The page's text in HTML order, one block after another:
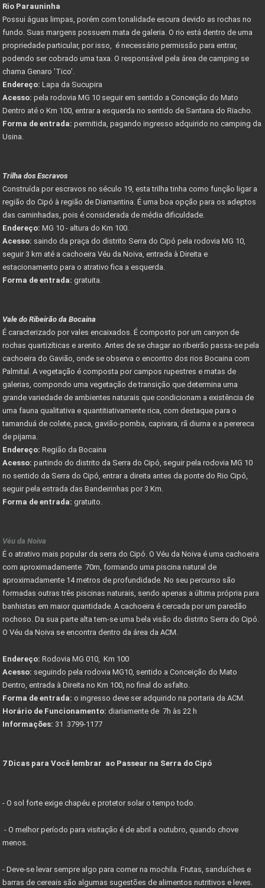
Rio Parauninha
Possui águas limpas, porém com tonalidade escura devido as rochas no
fundo. Suas margens possuem mata de galeria. O rio está dentro de uma
propriedade particular, por isso, é necessário permissão para entrar,
podendo ser cobrado uma taxa. O responsável pela área de camping se
chama Genaro 'Tico'.
Endereço: Lapa da Sucupira
Acesso: pela rodovia MG 10 seguir em sentido a Conceição do Mato
Dentro até o Km 100, entrar a esquerda no sentido de Santana do Riacho.
Forma de entrada: permitida, pagando ingresso adquirido no camping da
Usina.
Trilha dos Escravos
Construída por escravos no século 19, esta trilha tinha como função ligar a
região do Cipó à região de Diamantina. É uma boa opção para os adeptos
das caminhadas, pois é considerada de média dificuldade.
Endereço: MG 10 - altura do Km 100.
Acesso: saindo da praça do distrito Serra do Cipó pela rodovia MG 10,
seguir 3 km até a cachoeira Véu da Noiva, entrada à Direita e
estacionamento para o atrativo fica a esquerda.
Forma de entrada: gratuita.
Vale do Ribeirão da Bocaina
É caracterizado por vales encaixados. É composto por um canyon de
rochas quartizíticas e arenito. Antes de se chagar ao ribeirão passa-se pela
cachoeira do Gavião, onde se observa o encontro dos rios Bocaina com
Palmital. A vegetação é composta por campos rupestres e matas de
galerias, compondo uma vegetação de transição que determina uma
grande variedade de ambientes naturais que condicionam a existência de
uma fauna qualitativa e quantitiativamente rica, com destaque para o
tamanduá de colete, paca, gavião-pomba, capivara, rã diurna e a perereca
de pijama.
Endereço: Região da Bocaina
Acesso: partindo do distrito da Serra do Cipó, seguir pela rodovia MG 10
no sentido da Serra do Cipó, entrar a direita antes da ponte do Rio Cipó,
seguir pela estrada das Bandeirinhas por 3 Km.
Forma de entrada: gratuito.
Véu da Noiva
É o atrativo mais popular da serra do Cipó. O Véu da Noiva é uma cachoeira
com aproximadamente 70m, formando uma piscina natural de
aproximadamente 14 metros de profundidade. No seu percurso são
formadas outras três piscinas naturais, sendo apenas a última própria para
banhistas em maior quantidade. A cachoeira é cercada por um paredão
rochoso. Da sua parte alta tem-se uma bela visão do distrito Serra do Cipó.
O Véu da Noiva se encontra dentro da área da ACM.
Endereço: Rodovia MG 010, Km 100
Acesso: seguindo pela rodovia MG10, sentido a Conceição do Mato
Dentro, entrada à Direita no Km 100, no final do asfalto.
Forma de entrada: o ingresso deve ser adquirido na portaria da ACM.
Horário de Funcionamento: diariamente de 7h às 22 h
Informações: 31 3799-1177
7 Dicas para Você lembrar ao Passear na Serra do Cipó
- O sol forte exige chapéu e protetor solar o tempo todo.
- O melhor período para visitação é de abril a outubro, quando chove
menos.
- Deve-se levar sempre algo para comer na mochila. Frutas, sanduíches e
barras de cereais são algumas sugestões de alimentos nutritivos e leves.